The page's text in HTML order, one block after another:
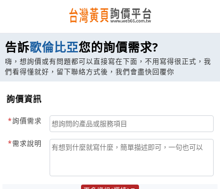
告訴歌倫比亞您的詢價需求?
嗨，想詢價或有問題都可以直接寫在下面，不用寫得很正式，我
們看得懂就好，留下聯絡方式後，我們會盡快回覆你
詢價資訊
詢價需求
需求說明